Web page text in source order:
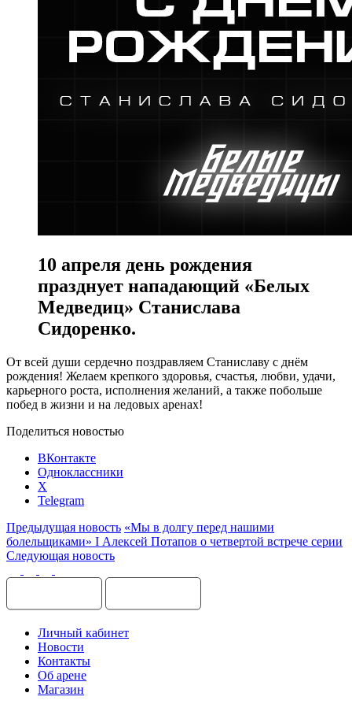
10 апреля день рождения
празднует нападающий «Белых
Медведиц» Станислава
Сидоренко.
От всей души сердечно поздравляем Станиславу с днём
рождения! Желаем крепкого здоровья, счастья, любви, удачи,
карьерного роста, исполнения желаний, а также побольше
побед в жизни и на ледовых аренах!
Поделиться новостью
ВКонтакте
Одноклассники
X
Telegram
Предыдущая новость «Мы в долгу перед нашими
болельщиками» I Алексей Потапов о четвертой встрече серии
Следующая новость
Личный кабинет
Новости
Контакты
Об арене
Магазин